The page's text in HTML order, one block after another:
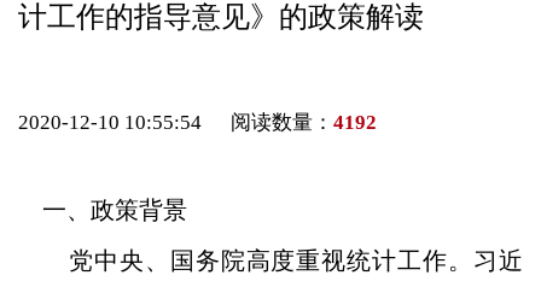
会员中心
计工作的指导意见》的政策解读
2020-12-10 10:55:54 阅读数量： 4192
一、政策背景
党中央、国务院高度重视统计工作。习近